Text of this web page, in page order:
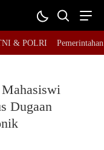
& POLRI Pemerintahan
Mahasiswi
Dugaan